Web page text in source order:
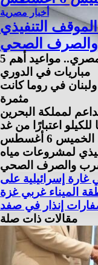
أخبار مصرية
التنفيذي
الصحي
اسبوعين على انطلاق الدوري المصري.. مواعيد أهم 5
مباريات في الدوري
ولبنان في روما كانت
مثمرة
لمملكة البحرين
الحر بسعر 25 جنيهًا للكيلو اعتبارًا من غد
الخميس 6 أغسطس
لمشروعات مياه
والصرف الصحي
إسرائيلية على
الميناء غربي غزة
إنذار في صفد
مقالات ذات صلة